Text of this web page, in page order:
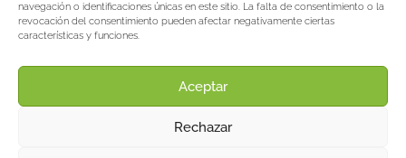
navegación o identificaciones únicas en este sitio. La falta de consentimiento o la
revocación del consentimiento pueden afectar negativamente ciertas
características y funciones.
Aceptar
Rechazar